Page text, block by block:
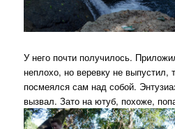
У него почти получилось.
неплохо, но веревку не выпустил,
посмеялся сам над собой.
вызвал. Зато на ютуб, похоже,